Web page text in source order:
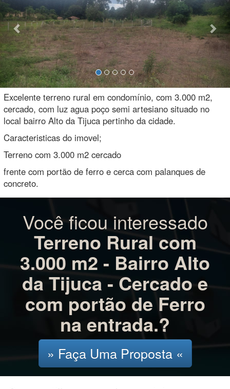
Excelente terreno rural em condomínio, com 3.000 m2,
cercado, com luz agua poço semi artesiano situado no
local bairro Alto da Tijuca pertinho da cidade.
Caracteristicas do imovel;
Terreno com 3.000 m2 cercado
frente com portão de ferro e cerca com palanques de
concreto.
Você ficou interessado
Terreno Rural com
3.000 m2 - Bairro Alto
da Tijuca - Cercado e
com portão de Ferro
na entrada.?
» Faça Uma Proposta «